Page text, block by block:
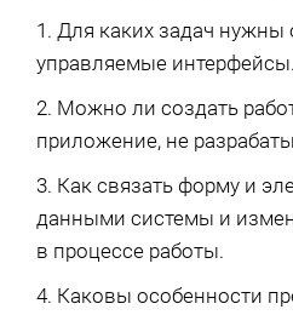
1. Для каких задач
управляемые интерфейсы.
2. Можно ли создать
приложение, не
3. Как связать форму и
данными системы и
в процессе работы.
4. Каковы особенности